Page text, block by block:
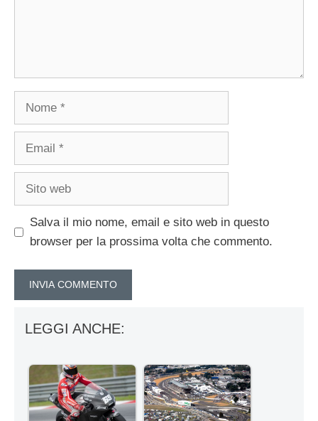
Nome
Email
Sito
Salva il mio nome, email e sito web in questo
browser per la prossima volta che commento.
LEGGI ANCHE: